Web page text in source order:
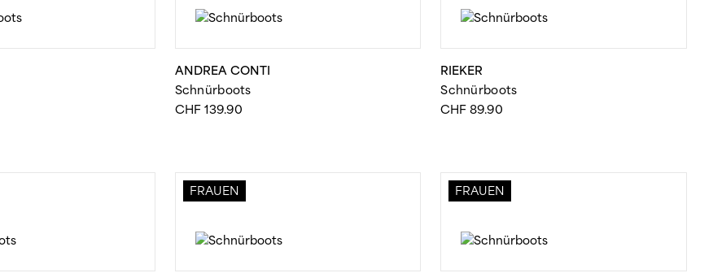
ANDREA CONTI
Schnürboots
CHF 139.90
RIEKER
Schnürboots
CHF 89.90
FRAUEN FRAUEN